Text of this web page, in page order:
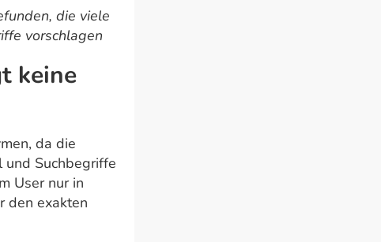
die viele
vorschlagen
keine
da die
und Suchbegriffe
User nur in
den exakten